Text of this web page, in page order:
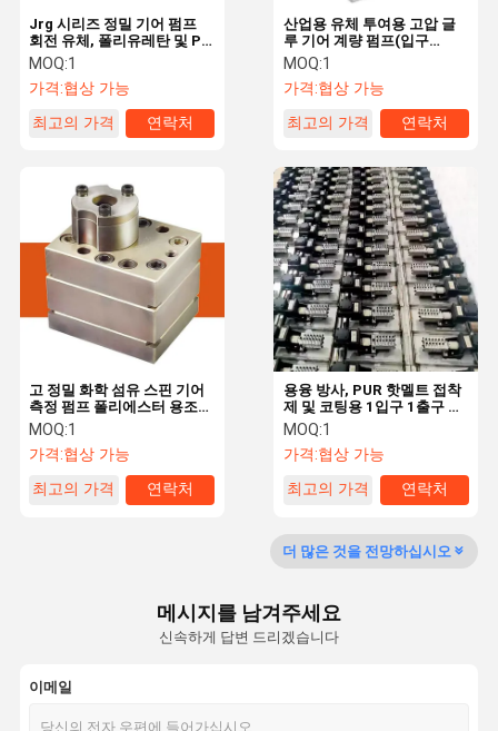
홈 회사 소개 공장 투어
품질 관리 연락처 견적 요청
선박 소방 설비
산업용 유체 투여용 고압 글
루 기어 계량 펌프(입구
≤20MPa, 출구 ≤40MPa)
MOQ:1
가격:협상 가능
최고의 가격
연락처
Jrg 시리즈 정밀 기어 펌프
회전 유체, 폴리유레탄 및 PC
폼링을위한 안정적인 복용량
MOQ:1
가격:협상 가능
최고의 가격
연락처
용융 방사, PUR 핫멜트 접착
제 및 코팅용 1입구 1출구 기
어 정량 펌프
MOQ:1
가격:협상 가능
최고의 가격
연락처
고 정밀 화학 섬유 스핀 기어
측정 펌프 폴리에스터 용조
스핀용 30-100cc/R
MOQ:1
가격:협상 가능
최고의 가격
연락처
더 많은 것을 전망하십시오
메시지를 남겨주세요
신속하게 답변 드리겠습니다
이메일